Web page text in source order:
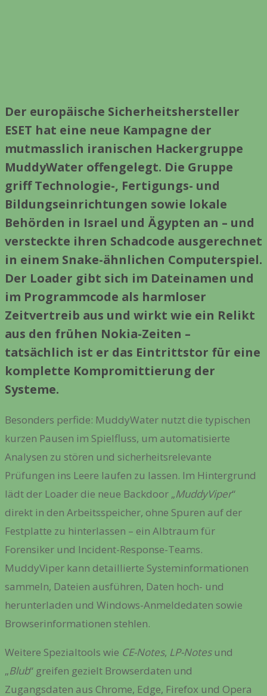
Der europäische Sicherheitshersteller
ESET hat eine neue Kampagne der
mutmasslich iranischen Hackergruppe
MuddyWater offengelegt. Die Gruppe
griff Technologie-, Fertigungs- und
Bildungseinrichtungen sowie lokale
Behörden in Israel und Ägypten an – und
versteckte ihren Schadcode ausgerechnet
in einem Snake-ähnlichen Computerspiel.
Der Loader gibt sich im Dateinamen und
im Programmcode als harmloser
Zeitvertreib aus und wirkt wie ein Relikt
aus den frühen Nokia-Zeiten –
tatsächlich ist er das Eintrittstor für eine
komplette Kompromittierung der
Systeme.
Besonders perfide: MuddyWater nutzt die typischen
kurzen Pausen im Spielfluss, um automatisierte
Analysen zu stören und sicherheitsrelevante
Prüfungen ins Leere laufen zu lassen. Im Hintergrund
lädt der Loader die neue Backdoor „MuddyViper“
direkt in den Arbeitsspeicher, ohne Spuren auf der
Festplatte zu hinterlassen – ein Albtraum für
Forensiker und Incident-Response-Teams.
MuddyViper kann detaillierte Systeminformationen
sammeln, Dateien ausführen, Daten hoch- und
herunterladen und Windows-Anmeldedaten sowie
Browserinformationen stehlen.
Weitere Spezialtools wie CE-Notes, LP-Notesund
„Blub“ greifen gezielt Browserdaten und
Zugangsdaten aus Chrome, Edge, Firefox und Opera